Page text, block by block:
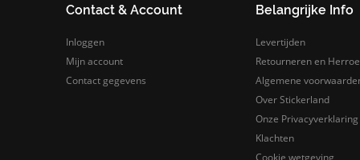
Contact & Account
Inloggen
Mijn account
Contact gegevens
Belangrijke Info
Levertijden
Retourneren en
Algemene
Over Stickerland
Onze Privacyverklaring
Klachten
Cookie wetgeving